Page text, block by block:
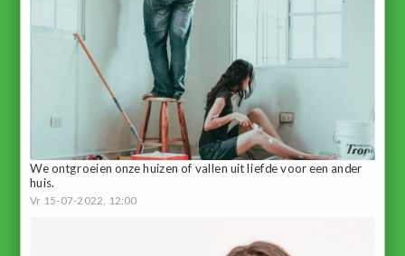
We ontgroeien onze huizen of vallen uit liefde voor een ander
huis.
Vr 15-07-2022, 12:00